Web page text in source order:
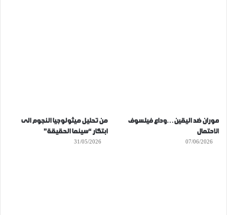
موران ضد اليقين…وداع فيلسوف
الاحتمال
07/06/2026
من تحليل ميثولوجيا النجوم الى
ابتكار “سينما الحقيقة”
31/05/2026